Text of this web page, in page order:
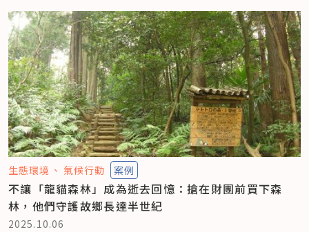
生態環境 氣候行動 案例
不讓「龍貓森林」成為逝去回憶：搶在財團前買下森
林，他們守護故鄉長達半世紀
2025.10.06